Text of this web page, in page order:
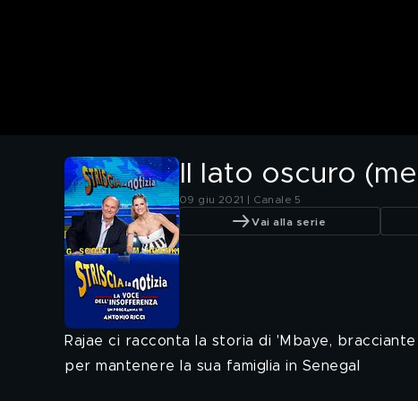
Il lato oscuro
09 giu 2021 | Canale 5
Vai alla serie
Rajae ci racconta la storia di 'Mbaye,
per mantenere la sua famiglia in Senegal